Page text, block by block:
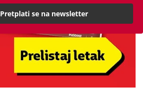
Pretplati se na newsletter